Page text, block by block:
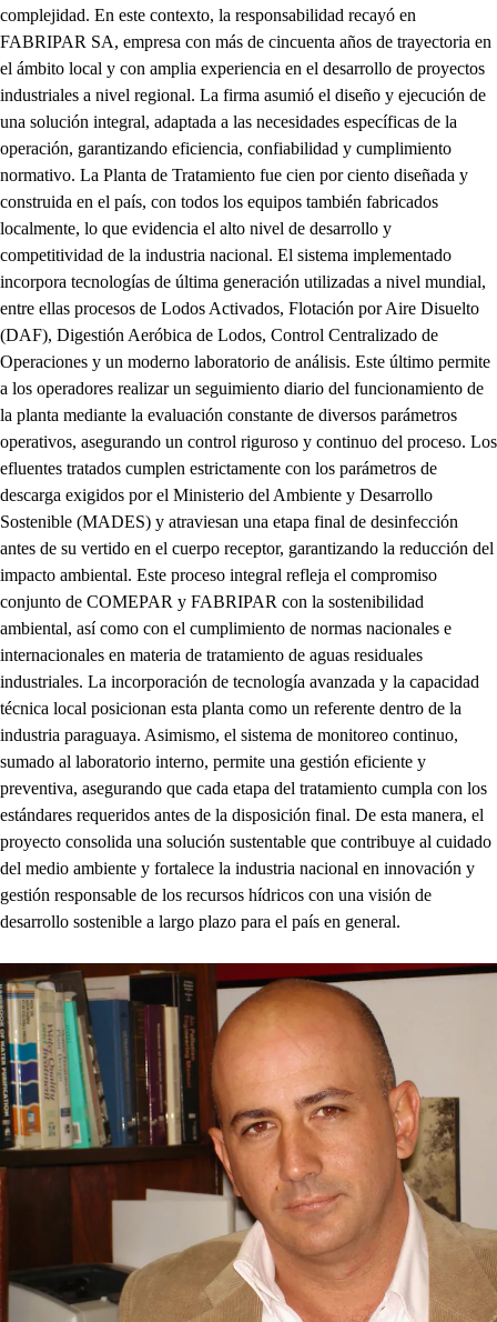
complejidad. En este contexto, la responsabilidad recayó en
FABRIPAR SA, empresa con más de cincuenta años de trayectoria en
el ámbito local y con amplia experiencia en el desarrollo de proyectos
industriales a nivel regional. La firma asumió el diseño y ejecución de
una solución integral, adaptada a las necesidades específicas de la
operación, garantizando eficiencia, confiabilidad y cumplimiento
normativo. La Planta de Tratamiento fue cien por ciento diseñada y
construida en el país, con todos los equipos también fabricados
localmente, lo que evidencia el alto nivel de desarrollo y
competitividad de la industria nacional. El sistema implementado
incorpora tecnologías de última generación utilizadas a nivel mundial,
entre ellas procesos de Lodos Activados, Flotación por Aire Disuelto
(DAF), Digestión Aeróbica de Lodos, Control Centralizado de
Operaciones y un moderno laboratorio de análisis. Este último permite
a los operadores realizar un seguimiento diario del funcionamiento de
la planta mediante la evaluación constante de diversos parámetros
operativos, asegurando un control riguroso y continuo del proceso. Los
efluentes tratados cumplen estrictamente con los parámetros de
descarga exigidos por el Ministerio del Ambiente y Desarrollo
Sostenible (MADES) y atraviesan una etapa final de desinfección
antes de su vertido en el cuerpo receptor, garantizando la reducción del
impacto ambiental. Este proceso integral refleja el compromiso
conjunto de COMEPAR y FABRIPAR con la sostenibilidad
ambiental, así como con el cumplimiento de normas nacionales e
internacionales en materia de tratamiento de aguas residuales
industriales. La incorporación de tecnología avanzada y la capacidad
técnica local posicionan esta planta como un referente dentro de la
industria paraguaya. Asimismo, el sistema de monitoreo continuo,
sumado al laboratorio interno, permite una gestión eficiente y
preventiva, asegurando que cada etapa del tratamiento cumpla con los
estándares requeridos antes de la disposición final. De esta manera, el
proyecto consolida una solución sustentable que contribuye al cuidado
del medio ambiente y fortalece la industria nacional en innovación y
gestión responsable de los recursos hídricos con una visión de
desarrollo sostenible a largo plazo para el país en general.